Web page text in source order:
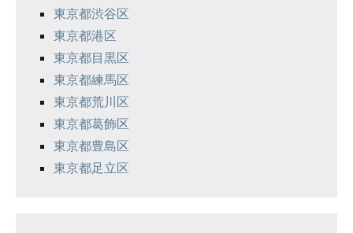
東京都渋谷区
東京都港区
東京都目黒区
東京都練馬区
東京都荒川区
東京都葛飾区
東京都豊島区
東京都足立区